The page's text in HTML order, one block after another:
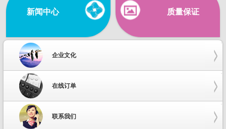
新闻中心 质量保证
企业文化
在线订单
联系我们